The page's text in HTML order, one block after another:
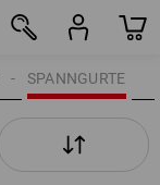
SPANNGURTE